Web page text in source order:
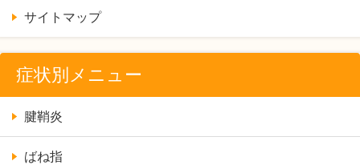
サイトマップ
症状別メニュー
腱鞘炎
ばね指